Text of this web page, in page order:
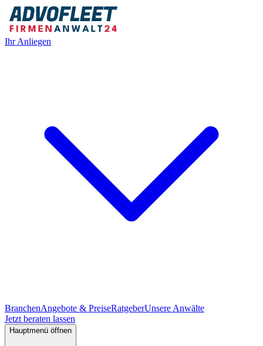
Ihr Anliegen
BranchenAngebote & PreiseRatgeberUnsere Anwälte
Jetzt beraten lassen
Hauptmenü öffnen